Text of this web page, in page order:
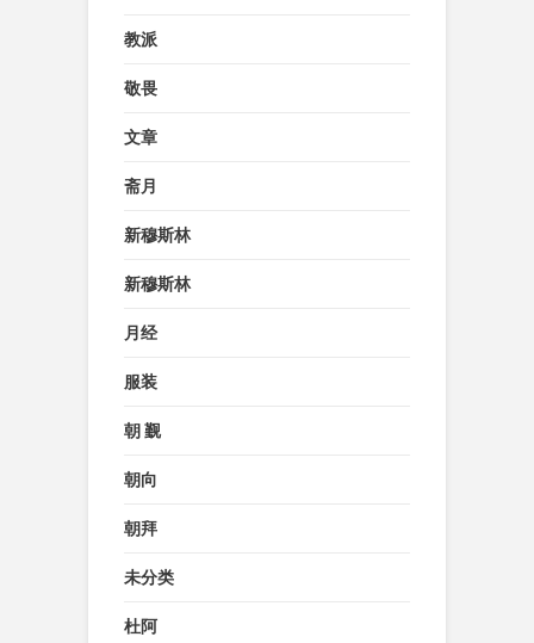
教派
敬畏
文章
斋月
新穆斯林
新穆斯林
月经
服装
朝 觐
朝向
朝拜
未分类
杜阿